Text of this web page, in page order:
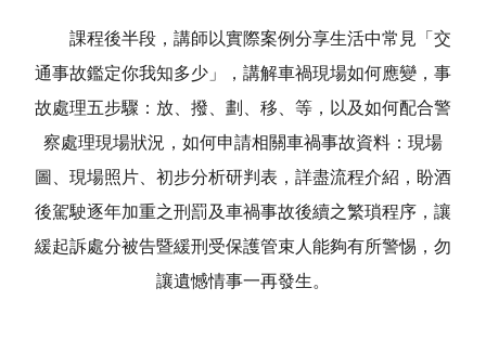
課程後半段，講師以實際案例分享生活中常見「交
通事故鑑定你我知多少」，講解車禍現場如何應變，事
故處理五步驟：放、撥、劃、移、等，以及如何配合警
察處理現場狀況，如何申請相關車禍事故資料：現場
圖、現場照片、初步分析研判表，詳盡流程介紹，盼酒
後駕駛逐年加重之刑罰及車禍事故後續之繁瑣程序，讓
緩起訴處分被告暨緩刑受保護管束人能夠有所警惕，勿
讓遺憾情事一再發生。